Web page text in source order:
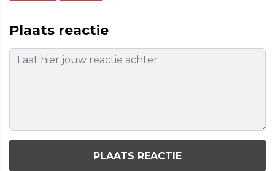
Plaats reactie
PLAATS REACTIE